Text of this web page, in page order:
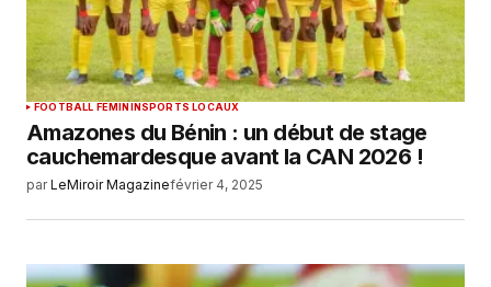
FOOTBALL FEMININ SPORTS LOCAUX
Amazones du Bénin : un début de stage
cauchemardesque avant la CAN 2026 !
par LeMiroir Magazinefévrier 4, 2025